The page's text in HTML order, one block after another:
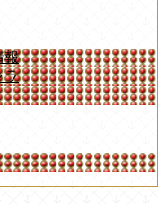
報
ラ